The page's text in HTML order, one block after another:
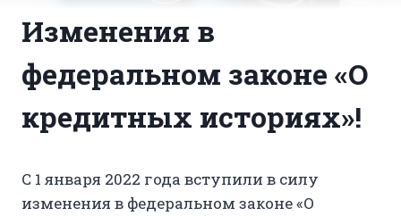
Изменения в
федеральном законе «О
кредитных историях»!
С 1 января 2022 года вступили в силу
изменения в федеральном законе «О